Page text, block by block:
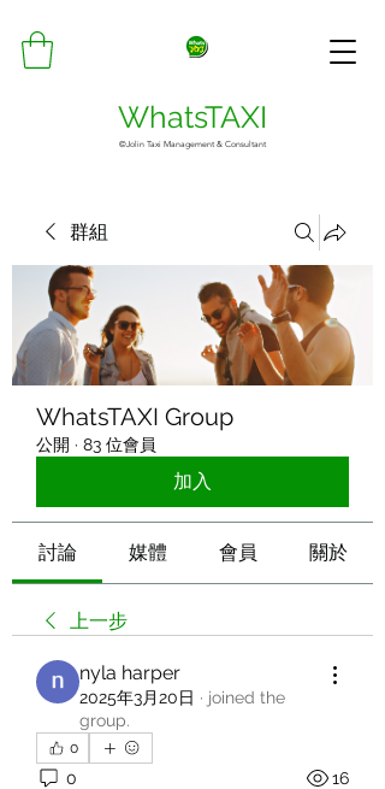
WhatsTAXI
©Jolin Taxi Management & Consultant
群組
WhatsTAXI Group
公開 · 83 位會員
加入
討論 媒體 會員 關於
上一步
nyla harper
2025年3月20日 · joined the
group.
0
0 16